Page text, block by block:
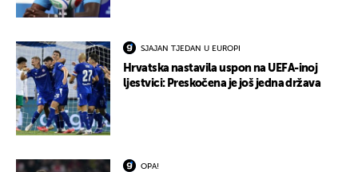
SJAJAN TJEDAN U EUROPI
Hrvatska nastavila uspon na UEFA-inoj
ljestvici: Preskočena je još jedna država
OPA!